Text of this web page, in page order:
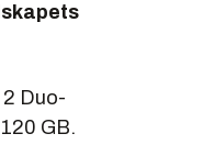
Duo-
GB.